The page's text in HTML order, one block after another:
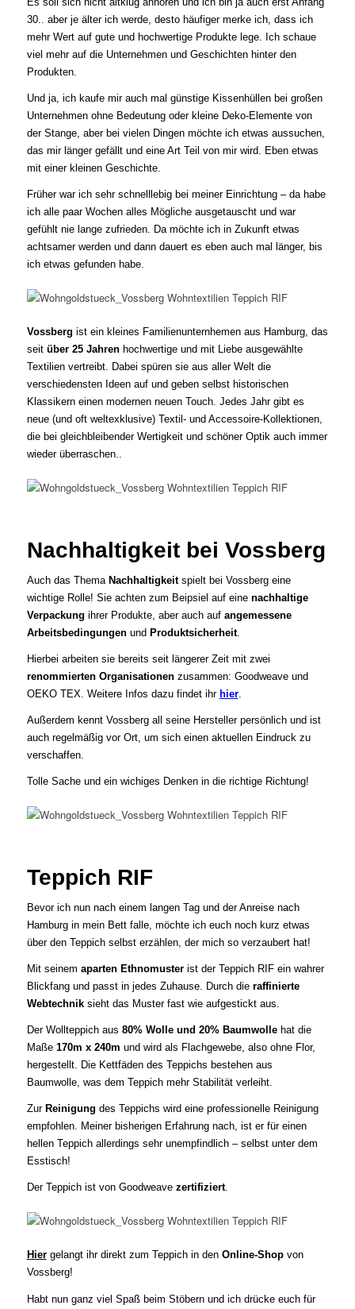
30.. aber je älter ich werde, desto häufiger merke ich, dass ich
mehr Wert auf gute und hochwertige Produkte lege. Ich schaue
viel mehr auf die Unternehmen und Geschichten hinter den
Produkten.
Und ja, ich kaufe mir auch mal günstige Kissenhüllen bei großen
Unternehmen ohne Bedeutung oder kleine Deko-Elemente von
der Stange, aber bei vielen Dingen möchte ich etwas aussuchen,
das mir länger gefällt und eine Art Teil von mir wird. Eben etwas
mit einer kleinen Geschichte.
Früher war ich sehr schnelllebig bei meiner Einrichtung – da habe
ich alle paar Wochen alles Mögliche ausgetauscht und war
gefühlt nie lange zufrieden. Da möchte ich in Zukunft etwas
achtsamer werden und dann dauert es eben auch mal länger, bis
ich etwas gefunden habe.
Vossberg ist ein kleines Familienunternhemen aus Hamburg, das
seit über 25 Jahrenhochwertige und mit Liebe ausgewählte
Textilien vertreibt. Dabei spüren sie aus aller Welt die
verschiedensten Ideen auf und geben selbst historischen
Klassikern einen modernen neuen Touch. Jedes Jahr gibt es
neue (und oft weltexklusive) Textil- und Accessoire-Kollektionen,
die bei gleichbleibender Wertigkeit und schöner Optik auch immer
wieder überraschen..
Nachhaltigkeit bei Vossberg
Auch das Thema Nachhaltigkeitspielt bei Vossberg eine
wichtige Rolle! Sie achten zum Beipsiel auf eine nachhaltige
Verpackung ihrer Produkte, aber auch auf angemessene
Arbeitsbedingungenund Produktsicherheit.
Hierbei arbeiten sie bereits seit längerer Zeit mit zwei
renommierten Organisationenzusammen: Goodweave und
OEKO TEX. Weitere Infos dazu findet ihr hier.
Außerdem kennt Vossberg all seine Hersteller persönlich und ist
auch regelmäßig vor Ort, um sich einen aktuellen Eindruck zu
verschaffen.
Tolle Sache und ein wichiges Denken in die richtige Richtung!
Teppich RIF
Bevor ich nun nach einem langen Tag und der Anreise nach
Hamburg in mein Bett falle, möchte ich euch noch kurz etwas
über den Teppich selbst erzählen, der mich so verzaubert hat!
Mit seinem aparten Ethnomusterist der Teppich RIF ein wahrer
Blickfang und passt in jedes Zuhause. Durch die raffinierte
Webtechniksieht das Muster fast wie aufgestickt aus.
Der Wollteppich aus 80% Wolle und 20% Baumwollehat die
Maße 170m x 240m und wird als Flachgewebe, also ohne Flor,
hergestellt. Die Kettfäden des Teppichs bestehen aus
Baumwolle, was dem Teppich mehr Stabilität verleiht.
Zur Reinigung des Teppichs wird eine professionelle Reinigung
empfohlen. Meiner bisherigen Erfahrung nach, ist er für einen
hellen Teppich allerdings sehr unempfindlich – selbst unter dem
Esstisch!
Der Teppich ist von Goodweave zertifiziert.
Hiergelangt ihr direkt zum Teppich in den Online-Shopvon
Vossberg!
Habt nun ganz viel Spaß beim Stöbern und ich drücke euch für